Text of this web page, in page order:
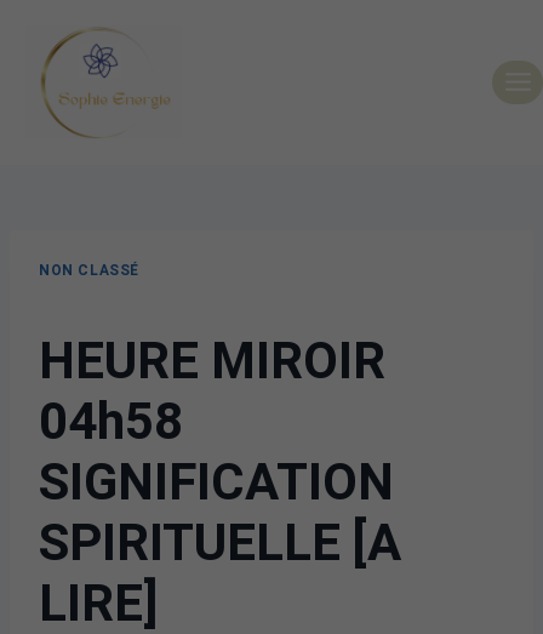
NON CLASSÉ
HEURE MIROIR
04h58
SIGNIFICATION
SPIRITUELLE [A
LIRE]